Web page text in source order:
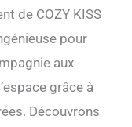
de COZY KISS
pour
aux
grâce à
Découvrons